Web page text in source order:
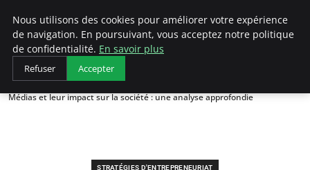
LECFCM
Accueil
Stratégies d'entrepreneuriat
Médias et leur impact sur la société : une analyse approfondie
STRATÉGIES D'ENTREPRENEURIAT
Nous utilisons des cookies pour améliorer votre expérience
de navigation. En poursuivant, vous acceptez notre politique
de confidentialité. En savoir plus
Refuser Accepter